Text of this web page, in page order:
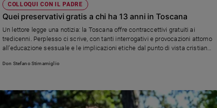
Papa
Chiesa
Chiesa
Santi
COLLOQUI CON IL PADRE
Quei preservativi gratis a chi ha 13 anni in Toscana
Un lettore legge una notizia: la Toscana offre contraccettivi gratuiti ai
tredicenni. Perplesso ci scrive, con tanti interrogativi e provocazioni attorno
all’educazione sessuale e le implicazioni etiche dal punto di vista cristiano.
Don Stefano Stimamiglio